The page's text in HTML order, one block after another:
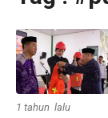
1 tahun lalu